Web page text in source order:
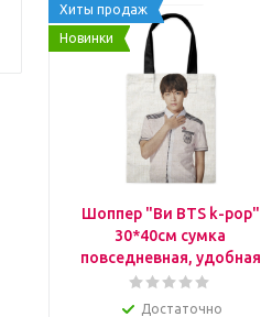
Хиты продаж
Новинки
Шоппер "Ви BTS k-pop"
30*40см сумка
повседневная, удобная
Достаточно